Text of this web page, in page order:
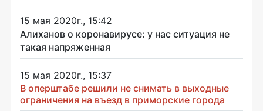
15 мая 2020г., 15:42
Алиханов о коронавирусе: у нас ситуация не
такая напряженная
15 мая 2020г., 15:37
В оперштабе решили не снимать в выходные
ограничения на въезд в приморские города